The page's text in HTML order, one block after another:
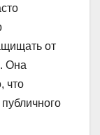
от
Она
что